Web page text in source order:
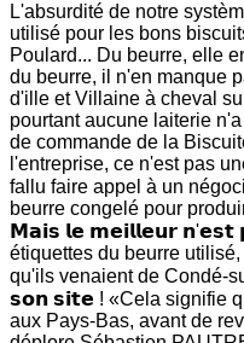
L'absurdité de notre
utilisé pour les bons
Poulard... Du beurre, elle
du beurre, il n'en manque
d'ille et Villaine à cheval
pourtant aucune laiterie
de commande de la
l'entreprise, ce n'est pas
fallu faire appel à un
beurre congelé pour
𝗠𝗮𝗶𝘀 𝗹𝗲 𝗺𝗲𝗶𝗹𝗹𝗲𝘂𝗿 𝗻'𝗲𝘀𝘁
étiquettes du beurre
qu'ils venaient de
𝘀𝗼𝗻 𝘀𝗶𝘁𝗲 ! «Cela signifie
aux Pays-Bas, avant de